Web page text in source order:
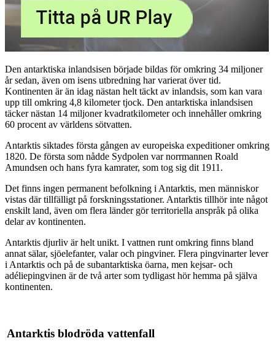
Den antarktiska inlandsisen började bildas för omkring 34 miljoner
år sedan, även om isens utbredning har varierat över tid.
Kontinenten är än idag nästan helt täckt av inlandsis, som kan vara
upp till omkring 4,8 kilometer tjock. Den antarktiska inlandsisen
täcker nästan 14 miljoner kvadratkilometer och innehåller omkring
60 procent av världens sötvatten.
Antarktis siktades första gången av europeiska expeditioner omkring
1820. De första som nådde Sydpolen var norrmannen Roald
Amundsen och hans fyra kamrater, som tog sig dit 1911.
Det finns ingen permanent befolkning i Antarktis, men människor
vistas där tillfälligt på forskningsstationer. Antarktis tillhör inte något
enskilt land, även om flera länder gör territoriella anspråk på olika
delar av kontinenten.
Antarktis djurliv är helt unikt. I vattnen runt omkring finns bland
annat sälar, sjöelefanter, valar och pingviner. Flera pingvinarter lever
i Antarktis och på de subantarktiska öarna, men kejsar- och
adéliepingvinen är de två arter som tydligast hör hemma på själva
kontinenten.
Antarktis blodröda vattenfall